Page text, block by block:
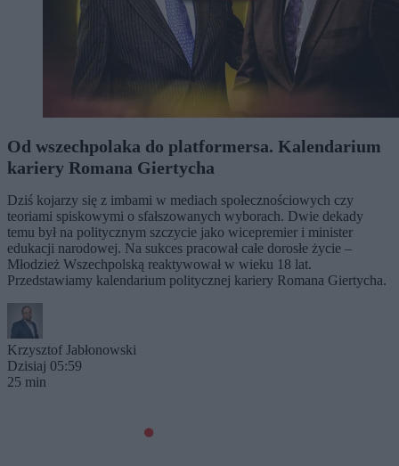
Od wszechpolaka do platformersa. Kalendarium
kariery Romana Giertycha
Dziś kojarzy się z imbami w mediach społecznościowych czy
teoriami spiskowymi o sfałszowanych wyborach. Dwie dekady
temu był na politycznym szczycie jako wicepremier i minister
edukacji narodowej. Na sukces pracował całe dorosłe życie –
Młodzież Wszechpolską reaktywował w wieku 18 lat.
Przedstawiamy kalendarium politycznej kariery Romana Giertycha.
Krzysztof Jabłonowski
Dzisiaj 05:59
25 min